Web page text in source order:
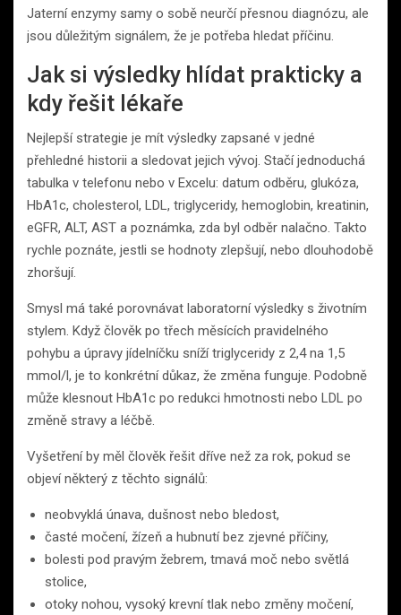
Jaterní enzymy samy o sobě neurčí přesnou diagnózu, ale
jsou důležitým signálem, že je potřeba hledat příčinu.
Jak si výsledky hlídat prakticky a
kdy řešit lékaře
Nejlepší strategie je mít výsledky zapsané v jedné
přehledné historii a sledovat jejich vývoj. Stačí jednoduchá
tabulka v telefonu nebo v Excelu: datum odběru, glukóza,
HbA1c, cholesterol, LDL, triglyceridy, hemoglobin, kreatinin,
eGFR, ALT, AST a poznámka, zda byl odběr nalačno. Takto
rychle poznáte, jestli se hodnoty zlepšují, nebo dlouhodobě
zhoršují.
Smysl má také porovnávat laboratorní výsledky s životním
stylem. Když člověk po třech měsících pravidelného
pohybu a úpravy jídelníčku sníží triglyceridy z 2,4 na 1,5
mmol/l, je to konkrétní důkaz, že změna funguje. Podobně
může klesnout HbA1c po redukci hmotnosti nebo LDL po
změně stravy a léčbě.
Vyšetření by měl člověk řešit dříve než za rok, pokud se
objeví některý z těchto signálů:
neobvyklá únava, dušnost nebo bledost,
časté močení, žízeň a hubnutí bez zjevné příčiny,
bolesti pod pravým žebrem, tmavá moč nebo světlá
stolice,
otoky nohou, vysoký krevní tlak nebo změny močení,